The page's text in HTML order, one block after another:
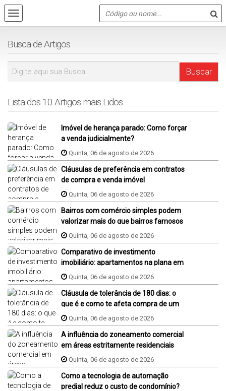
Busca de Artigos
Lista dos 10 Artigos mais Lidos
Imóvel de herança parado: Como forçar
a venda judicialmente?
Quinta, 06 de agosto de 2026
Cláusulas de preferência em contratos
de compra e venda imóvel
Quinta, 06 de agosto de 2026
Bairros com comércio simples podem
valorizar mais do que bairros famosos
Quinta, 06 de agosto de 2026
Comparativo de investimento
imobiliário: apartamentos na plana em
Jaraguá do Sul, Florianópolis e Piçarras
Quinta, 06 de agosto de 2026
Cláusula de tolerância de 180 dias: o
que é e como te afeta compra de um
imóvel na planta?
Quinta, 06 de agosto de 2026
A influência do zoneamento comercial
em áreas estritamente residenciais
Quinta, 06 de agosto de 2026
Como a tecnologia de automação
predial reduz o custo de condomínio?